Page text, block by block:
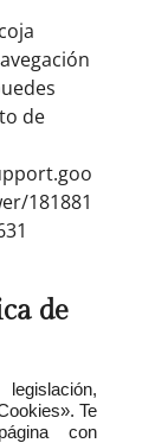
de
181881
de
Te
con